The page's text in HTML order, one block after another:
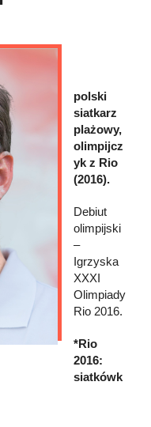
polski
siatkarz
plażowy,
olimpijcz
yk z Rio
(2016).
Debiut
olimpijski
–
Igrzyska
XXXI
Olimpiady
Rio 2016.
*Rio
2016:
siatkówk